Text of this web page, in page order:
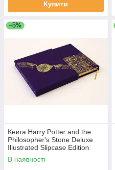
Купити
–5%
Книга Harry Potter and the
Philosopher's Stone Deluxe
Illustrated Slipcase Edition
художня література
В наявності